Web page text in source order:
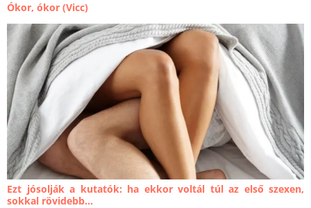
Ókor, ókor (Vicc)
Ezt jósolják a kutatók: ha ekkor voltál túl az első szexen,
sokkal rövidebb...